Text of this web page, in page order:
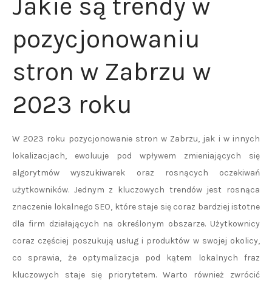
Jakie są trendy w
pozycjonowaniu
stron w Zabrzu w
2023 roku
W 2023 roku pozycjonowanie stron w Zabrzu, jak i w innych
lokalizacjach, ewoluuje pod wpływem zmieniających się
algorytmów wyszukiwarek oraz rosnących oczekiwań
użytkowników. Jednym z kluczowych trendów jest rosnąca
znaczenie lokalnego SEO, które staje się coraz bardziej istotne
dla firm działających na określonym obszarze. Użytkownicy
coraz częściej poszukują usług i produktów w swojej okolicy,
co sprawia, że optymalizacja pod kątem lokalnych fraz
kluczowych staje się priorytetem. Warto również zwrócić